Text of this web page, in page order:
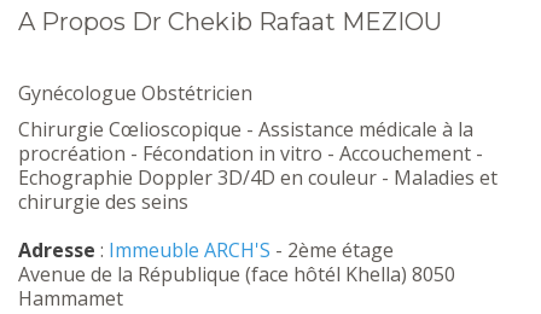
A Propos Dr Chekib Rafaat MEZIOU
Gynécologue Obstétricien
Chirurgie Cœlioscopique - Assistance médicale à la
procréation - Fécondation in vitro - Accouchement -
Echographie Doppler 3D/4D en couleur - Maladies et
chirurgie des seins
Adresse : Immeuble ARCH'S - 2ème étage
Avenue de la République (face hôtél Khella) 8050
Hammamet